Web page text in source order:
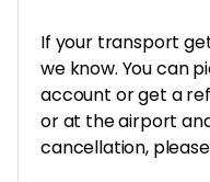
If your transport
we know. You can
account or get a
or at the airport
cancellation,